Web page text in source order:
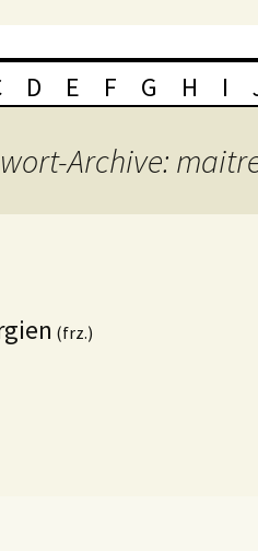
D E F G H I
Archive:
(frz.)